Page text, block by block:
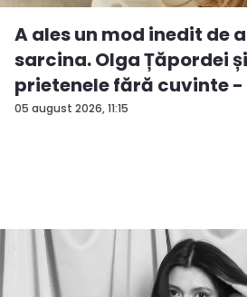
05 august 2026, 11:15
A ales un mod inedit de
sarcina. Olga Țăpordei
prietenele fără cuvinte -